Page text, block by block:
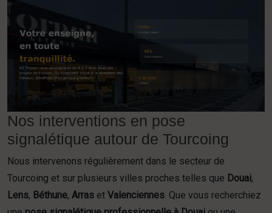
Nos interventions en pose
signalétique autour de Tourcoing
Nous intervenons régulièrement dans le secteur de
Tourcoing et sur plusieurs villes proches telles que Douai,
Lens, Béthune, Arras et Valenciennes . Que vous recherchiez